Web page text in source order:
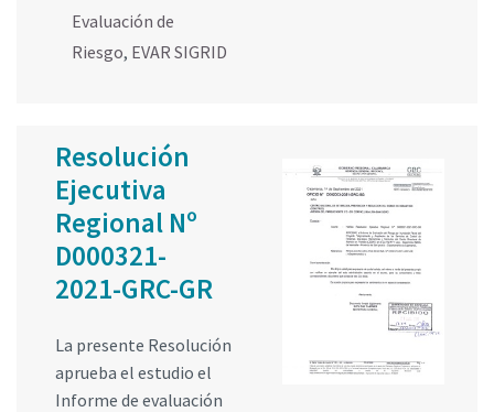
Evaluación de
Riesgo, EVAR SIGRID
Resolución
Ejecutiva
Regional Nº
D000321-
2021-GRC-GR
La presente Resolución
aprueba el estudio el
Informe de evaluación